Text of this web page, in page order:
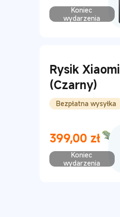
Current Price zł59
Koniec
wydarzenia
Rysik
(Czarny)
Bezpłatna wysyłka
399,00 zł
Koniec
wydarzenia